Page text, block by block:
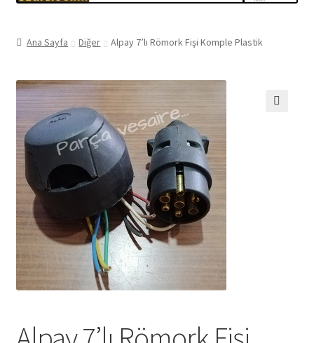
Ana Sayfa Diğer Alpay 7’lı Römork Fişi Komple Plastik